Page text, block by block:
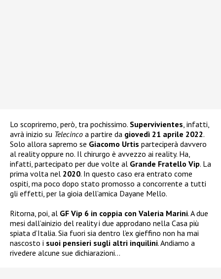
Lo scopriremo, però, tra pochissimo. Supervivientes, infatti,
avrà inizio su Telecinco a partire da giovedì 21 aprile 2022.
Solo allora sapremo se Giacomo Urtis parteciperà davvero
al reality oppure no. Il chirurgo è avvezzo ai reality. Ha,
infatti, partecipato per due volte al Grande Fratello Vip. La
prima volta nel 2020. In questo caso era entrato come
ospiti, ma poco dopo stato promosso a concorrente a tutti
gli effetti, per la gioia dell’amica Dayane Mello.
Ritorna, poi, al GF Vip 6 in coppia con Valeria Marini. A due
mesi dall’ainizio del reality i due approdano nella Casa più
spiata d’Italia. Sia fuori sia dentro l’ex gieffino non ha mai
nascosto i suoi pensieri sugli altri inquilini. Andiamo a
rivedere alcune sue dichiarazioni…